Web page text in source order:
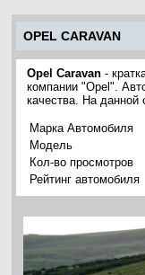
OPEL CARAVAN
Opel Caravan -
компании "Opel".
качества. На
Марка Автомобиля
Модель
Кол-во просмотров
Рейтинг автомобиля